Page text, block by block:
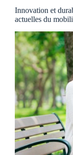
Innovation et
actuelles du